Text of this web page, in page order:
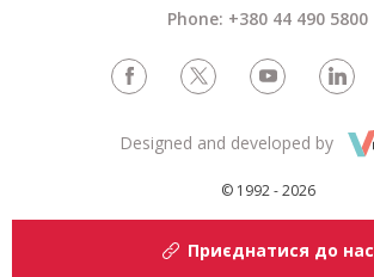
Phone: +380 44 490 5800
© 1992 - 2026
Designed and developed by
Приєднатися до нас